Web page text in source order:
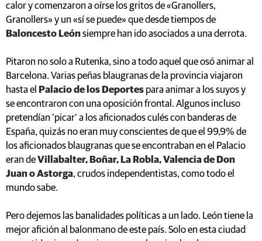
calor y comenzaron a oírse los gritos de «Granollers,
Granollers» y un «sí se puede» que desde tiempos de
Baloncesto Leónsiempre han ido asociados a una derrota.
Pitaron no solo a Rutenka, sino a todo aquel que osó animar al
Barcelona. Varias peñas blaugranas de la provincia viajaron
hasta el
Palacio de los Deportes para animar a los suyos y
se encontraron con una oposición frontal. Algunos incluso
pretendían ‘picar’ a los aficionados culés con banderas de
España, quizás no eran muy conscientes de que el 99,9% de
los aficionados blaugranas que se encontraban en el Palacio
eran deVillabalter, Boñar, La Robla, Valencia de Don
Juan o Astorga, crudos independentistas, como todo el
mundo sabe.
Pero dejemos las banalidades políticas a un lado. León tiene la
mejor afición al balonmano de este país. Solo en esta ciudad